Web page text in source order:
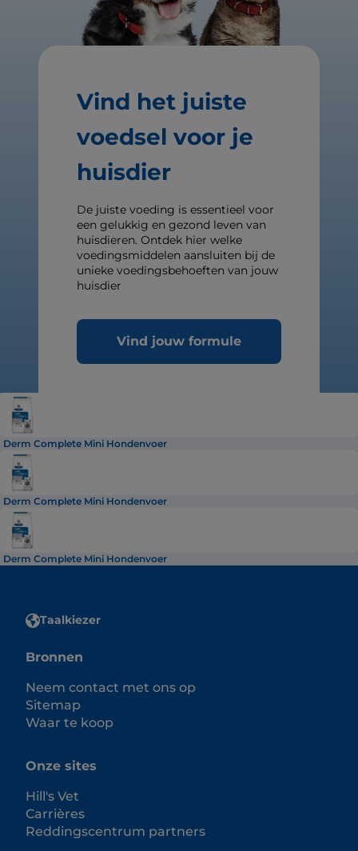
Vind het juiste
voedsel voor je
huisdier
De juiste voeding is essentieel voor
een gelukkig en gezond leven van
huisdieren. Ontdek hier welke
voedingsmiddelen aansluiten bij de
unieke voedingsbehoeften van jouw
huisdier
Vind jouw formule
Derm Complete Mini Hondenvoer
Derm Complete Mini Hondenvoer
Derm Complete Mini Hondenvoer
Taalkiezer
Bronnen
Neem contact met ons op
Sitemap
Waar te koop
Onze sites
Hill's Vet
Carrières
Reddingscentrum partners